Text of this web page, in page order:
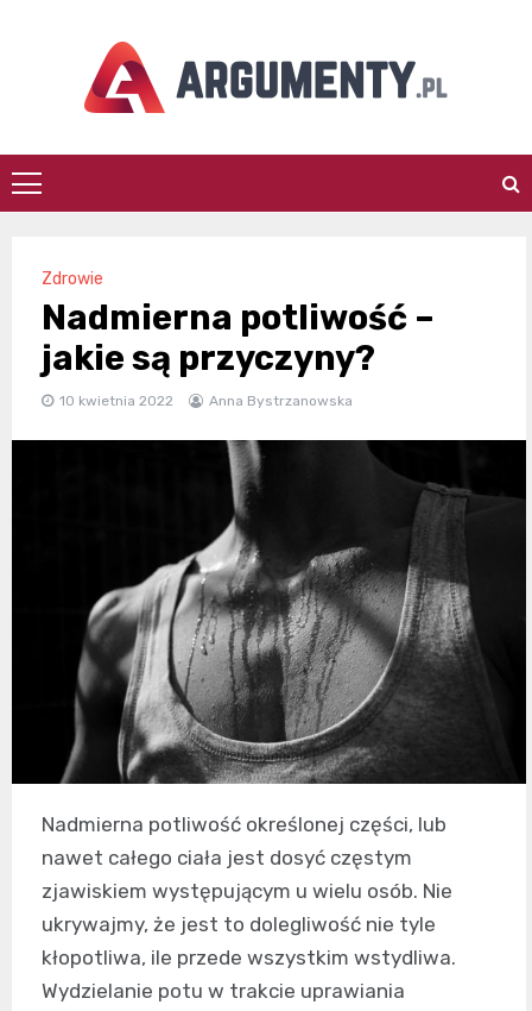
argumenty.pl
Zdrowie
Nadmierna potliwość –
jakie są przyczyny?
10 kwietnia 2022 Anna Bystrzanowska
Nadmierna potliwość określonej części, lub
nawet całego ciała jest dosyć częstym
zjawiskiem występującym u wielu osób. Nie
ukrywajmy, że jest to dolegliwość nie tyle
kłopotliwa, ile przede wszystkim wstydliwa.
Wydzielanie potu w trakcie uprawiania